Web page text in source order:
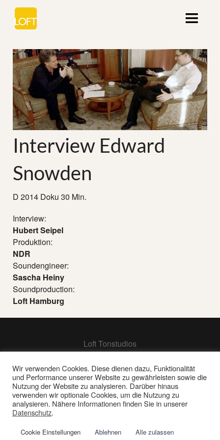
Interview Edward
Snowden
D 2014 Doku 30 Min.
Interview:
Hubert Seipel
Produktion:
NDR
Soundengineer:
Sascha Heiny
Soundproduction:
Loft Hamburg
Loft Tonstudios
Berlin
Frankfurt
Wir verwenden Cookies. Diese dienen dazu, Funktionalität
und Performance unserer Website zu gewährleisten sowie die
Nutzung der Website zu analysieren. Darüber hinaus
verwenden wir optionale Cookies, um die Nutzung zu
analysieren. Nähere Informationen finden Sie in unserer
Datenschutz.
Cookie Einstellungen Ablehnen Alle zulassen